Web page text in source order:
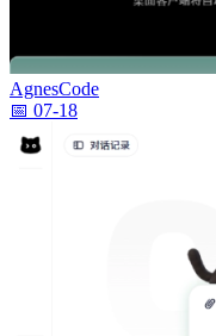
AgnesCode
📅 07-18